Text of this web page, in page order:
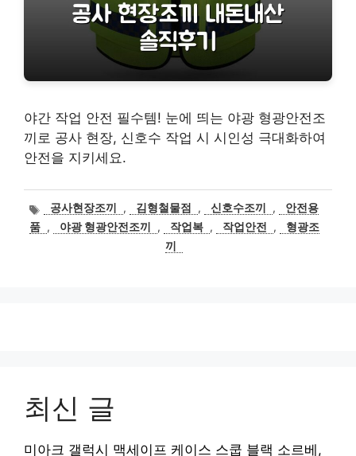
야간 작업 안전 필수템! 눈에 띄는 야광 형광안전조
끼로 공사 현장, 신호수 작업 시 시인성 극대화하여
안전을 지키세요.
태공사현장조끼 , 김형철물점 , 신호수조끼 ,
안전용
품 , 야광 형광안전조끼 , 작업복 , 작업안전 ,
형광조
끼
최신 글
미아크 갤럭시 맥세이프 케이스 스쿱 블랙 소르베,